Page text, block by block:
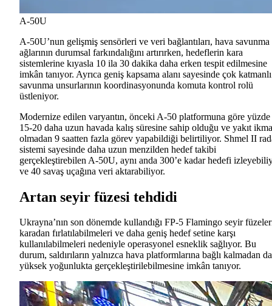
A-50U
A-50U’nun gelişmiş sensörleri ve veri bağlantıları, hava savunma
ağlarının durumsal farkındalığını artırırken, hedeflerin kara
sistemlerine kıyasla 10 ila 30 dakika daha erken tespit edilmesine
imkân tanıyor. Ayrıca geniş kapsama alanı sayesinde çok katmanlı
savunma unsurlarının koordinasyonunda komuta kontrol rolü
üstleniyor.
Modernize edilen varyantın, önceki A-50 platformuna göre yüzde
15-20 daha uzun havada kalış süresine sahip olduğu ve yakıt
olmadan 9 saatten fazla görev yapabildiği belirtiliyor. Shmel II
sistemi sayesinde daha uzun menzilden hedef takibi
gerçekleştirebilen A-50U, aynı anda 300’e kadar hedefi
ve 40 savaş uçağına veri aktarabiliyor.
Artan seyir füzesi tehdidi
Ukrayna’nın son dönemde kullandığı FP-5 Flamingo seyir
karadan fırlatılabilmeleri ve daha geniş hedef setine karşı
kullanılabilmeleri nedeniyle operasyonel esneklik sağlıyor. Bu
durum, saldırıların yalnızca hava platformlarına bağlı kalmadan
yüksek yoğunlukta gerçekleştirilebilmesine imkân tanıyor.